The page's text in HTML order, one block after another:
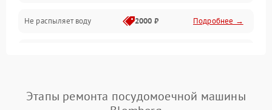
Программное обеспечение
Не распыляет воду 2000 ₽ Подробнее →
Проблемы с набором
воды
1800 ₽ Подробнее →
Этапы ремонта посудомоечной машины